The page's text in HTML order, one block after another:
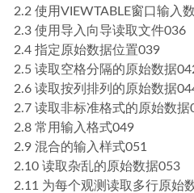
2.2 使用VIEWTABLE窗口输入
2.3 使用导入向导读取文件036
2.4 指定原始数据位置039
2.5 读取空格分隔的原始数据
2.6 读取按列排列的原始数据
2.7 读取非标准格式的原始数据
2.8 常用输入格式049
2.9 混合的输入样式051
2.10 读取杂乱的原始数据053
2.11 为每个观测读取多行原始